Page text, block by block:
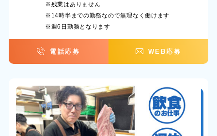
※残業はありません
※14時半までの勤務なので無理なく働けます
※週6日勤務となります
電話応募 WEB応募